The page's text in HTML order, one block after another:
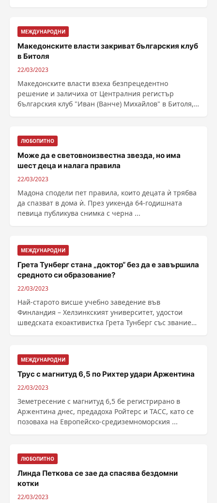
МЕЖДУНАРОДНИ
Македонските власти закриват българския клуб
в Битоля
22/03/2023
Македонските власти взеха безпрецедентно
решение и заличиха от Централния регистър
българския клуб "Иван (Ванче) Михайлов" в Битоля,
ЛЮБОПИТНО
Може да е световноизвестна звезда, но има
шест деца и налага правила
22/03/2023
Мадона сподели пет правила, които децата ѝ трябва
да спазват в дома ѝ. През уикенда 64-годишната
певица публикува снимка с черна ...
МЕЖДУНАРОДНИ
Грета Тунберг стана „доктор“ без да е завършила
средното си образование?
22/03/2023
Най-старото висше учебно заведение във
Финландия – Хелзинкският университет, удостои
шведската екоактивистка Грета Тунберг със званието
МЕЖДУНАРОДНИ
Трус с магнитуд 6,5 по Рихтер удари Аржентина
22/03/2023
Земетресение с магнитуд 6,5 бе регистрирано в
Аржентина днес, предадоха Ройтерс и ТАСС, като се
позоваха на Европейско-средиземноморския ...
ЛЮБОПИТНО
Линда Петкова се зае да спасява бездомни
котки
22/03/2023